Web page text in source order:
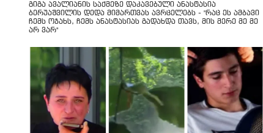
გიგა ავალიანის საქმეზე დაკავებული ანასტასია
ბერუაშვილის დედა მიმართვას ავრცელებს - "რაც ეს ამბავი
ჩემს ოჯახს, ჩემს ანასტასიას გადახდა თავს, მის მერე მე მე
არ ვარ"